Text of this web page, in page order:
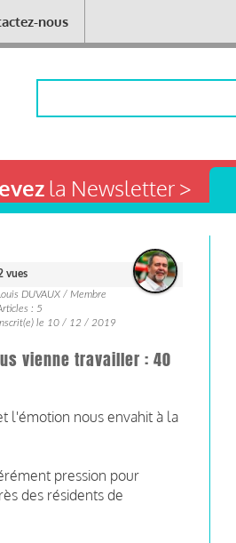
nous
la Newsletter >
vues
DUVAUX / Membre
: 5
le 10 / 12 / 2019
vienne travailler : 40
l'émotion nous envahit à la
pression pour
des résidents de